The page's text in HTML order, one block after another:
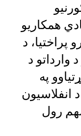
همکاریو
پراختیا، د
وارداتو د
په
انفلاسیون
رول